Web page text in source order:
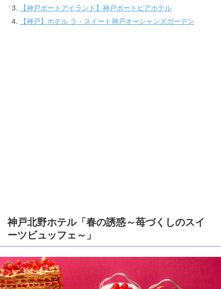
【神戸ポートアイランド】神戸ポートピアホテル
【神戸】ホテル ラ・スイート神戸オーシャンズガーデン
神戸北野ホテル「春の誘惑～苺づくしのスイ
ーツビュッフェ～」